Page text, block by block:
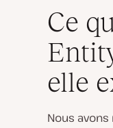
Ce
elle
Nous